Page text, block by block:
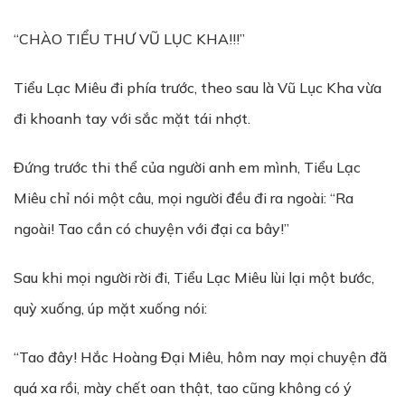
“CHÀO TIỂU THƯ VŨ LỤC KHA!!!”
Tiểu Lạc Miêu đi phía trước, theo sau là Vũ Lục Kha vừa
đi khoanh tay với sắc mặt tái nhợt.
Đứng trước thi thể của người anh em mình, Tiểu Lạc
Miêu chỉ nói một câu, mọi người đều đi ra ngoài: “Ra
ngoài! Tao cần có chuyện với đại ca bây!”
Sau khi mọi người rời đi, Tiểu Lạc Miêu lùi lại một bước,
quỳ xuống, úp mặt xuống nói:
“Tao đây! Hắc Hoàng Đại Miêu, hôm nay mọi chuyện đã
quá xa rồi, mày chết oan thật, tao cũng không có ý